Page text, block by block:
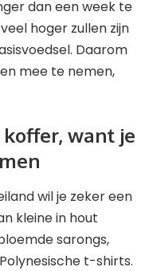
dan een week te
hoger zullen zijn
Daarom
mee te nemen,
want je
wil je zeker een
kleine in hout
sarongs,
t-shirts.